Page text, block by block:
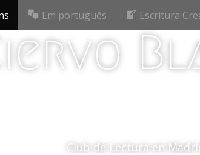
Em português Escritura
Club de Lectura en